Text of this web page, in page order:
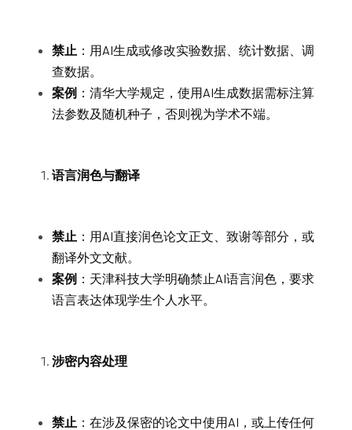
禁止 ：用AI生成或修改实验数据、统计数据、调
查数据。
案例 ：清华大学规定，使用AI生成数据需标注算
法参数及随机种子，否则视为学术不端。
语言润色与翻译
禁止 ：用AI直接润色论文正文、致谢等部分，或
翻译外文文献。
案例 ：天津科技大学明确禁止AI语言润色，要求
语言表达体现学生个人水平。
涉密内容处理
禁止 ：在涉及保密的论文中使用AI，或上传任何